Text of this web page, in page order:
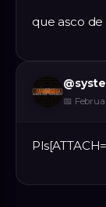
que asco
@
📅